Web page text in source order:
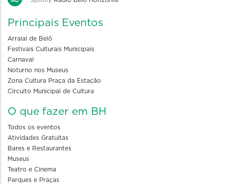
Principais Eventos
Arraial de Belô
Festivais Culturais Municipais
Carnaval
Noturno nos Museus
Zona Cultura Praça da Estação
Circuito Municipal de Cultura
O que fazer em BH
Todos os eventos
Atividades Gratuitas
Bares e Restaurantes
Museus
Teatro e Cinema
Parques e Praças